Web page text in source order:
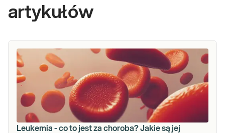
artykułów
Leukemia - co to jest za choroba? Jakie są jej